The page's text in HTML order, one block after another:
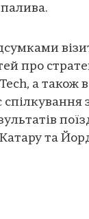
про
а також в
та